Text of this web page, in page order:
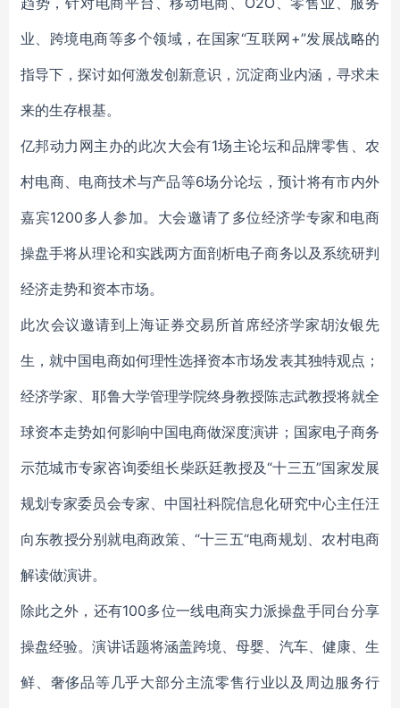
业、跨境电商等多个领域，在国家“互联网+”发展战略的
指导下，探讨如何激发创新意识，沉淀商业内涵，寻求未
来的生存根基。
亿邦动力网主办的此次大会有1场主论坛和品牌零售、农
村电商、电商技术与产品等6场分论坛，预计将有市内外
嘉宾1200多人参加。大会邀请了多位经济学专家和电商
操盘手将从理论和实践两方面剖析电子商务以及系统研判
经济走势和资本市场。
此次会议邀请到上海证券交易所首席经济学家胡汝银先
生，就中国电商如何理性选择资本市场发表其独特观点；
经济学家、耶鲁大学管理学院终身教授陈志武教授将就全
球资本走势如何影响中国电商做深度演讲；国家电子商务
示范城市专家咨询委组长柴跃廷教授及“十三五”国家发展
规划专家委员会专家、中国社科院信息化研究中心主任汪
向东教授分别就电商政策、“十三五“电商规划、农村电商
解读做演讲。
除此之外，还有100多位一线电商实力派操盘手同台分享
操盘经验。演讲话题将涵盖跨境、母婴、汽车、健康、生
鲜、奢侈品等几乎大部分主流零售行业以及周边服务行